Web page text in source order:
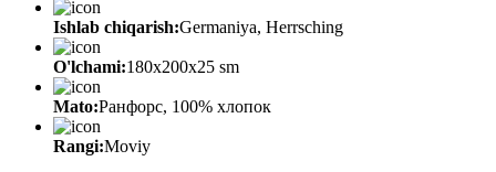
Ishlab chiqarish:Germaniya, Herrsching
O'lchami:180x200x25 sm
Mato:Ранфорс, 100% хлопок
Rangi:Moviy